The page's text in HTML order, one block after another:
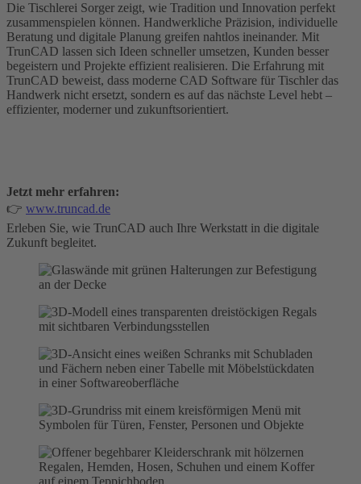
Die Tischlerei Sorger zeigt, wie Tradition und Innovation perfekt
zusammenspielen können. Handwerkliche Präzision, individuelle
Beratung und digitale Planung greifen nahtlos ineinander. Mit
TrunCAD lassen sich Ideen schneller umsetzen, Kunden besser
begeistern und Projekte effizient realisieren. Die Erfahrung mit
TrunCAD beweist, dass moderne CAD Software für Tischler das
Handwerk nicht ersetzt, sondern es auf das nächste Level hebt –
effizienter, moderner und zukunftsorientiert.
Jetzt mehr erfahren:
👉 www.truncad.de
Erleben Sie, wie TrunCAD auch Ihre Werkstatt in die digitale
Zukunft begleitet.